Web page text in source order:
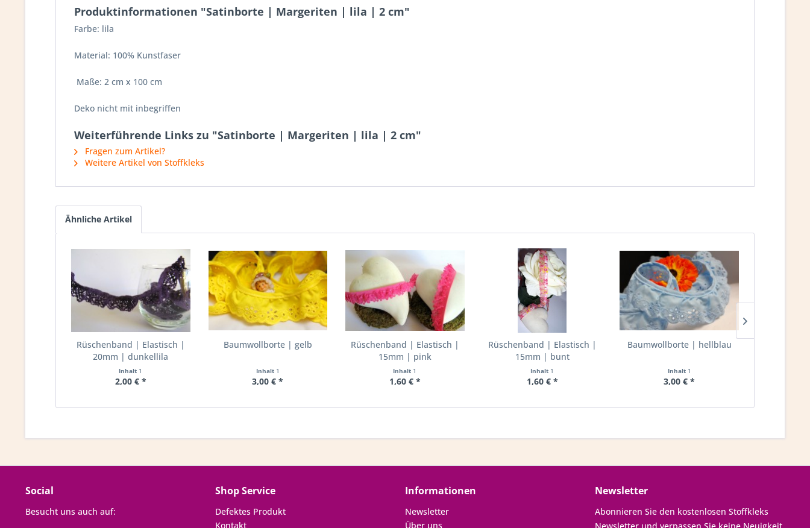
Produktinformationen "Satinborte | Margeriten | lila | 2 cm"
Farbe: lila
Material: 100% Kunstfaser
Maße: 2 cm x 100 cm
Deko nicht mit inbegriffen
Weiterführende Links zu "Satinborte | Margeriten | lila | 2 cm"
Fragen zum Artikel?
Weitere Artikel von Stoffkleks
Ähnliche Artikel
Rüschenband | Elastisch |
20mm | dunkellila
Inhalt 1
2,00 € *
Baumwollborte | gelb
Inhalt 1
3,00 € *
Rüschenband | Elastisch |
15mm | pink
Inhalt 1
1,60 € *
Rüschenband | Elastisch |
15mm | bunt
Inhalt 1
1,60 € *
Baumwollborte | hellblau
Inhalt 1
3,00 € *
Social
Besucht uns auch auf:
Shop Service
Defektes Produkt
Kontakt
Informationen
Newsletter
Über uns
Newsletter
Abonnieren Sie den kostenlosen Stoffkleks